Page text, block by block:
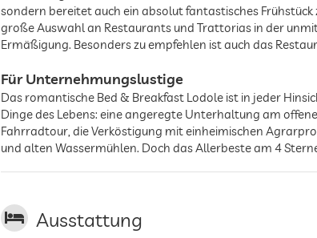
sondern bereitet auch ein absolut fantastisches
große Auswahl an Restaurants und Trattorias in der
Ermäßigung. Besonders zu empfehlen ist auch das
Für Unternehmungslustige
Das romantische Bed & Breakfast Lodole ist in jeder
Dinge des Lebens: eine angeregte Unterhaltung am
Fahrradtour, die Verköstigung mit einheimischen
und alten Wassermühlen. Doch das Allerbeste am 4
Ausstattung